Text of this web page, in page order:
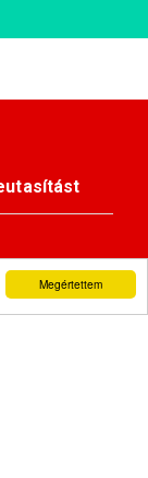
Megértettem